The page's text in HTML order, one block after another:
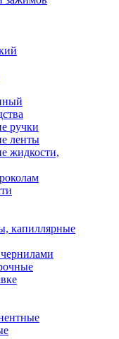
ручки
ленты
жидкости,
капиллярные